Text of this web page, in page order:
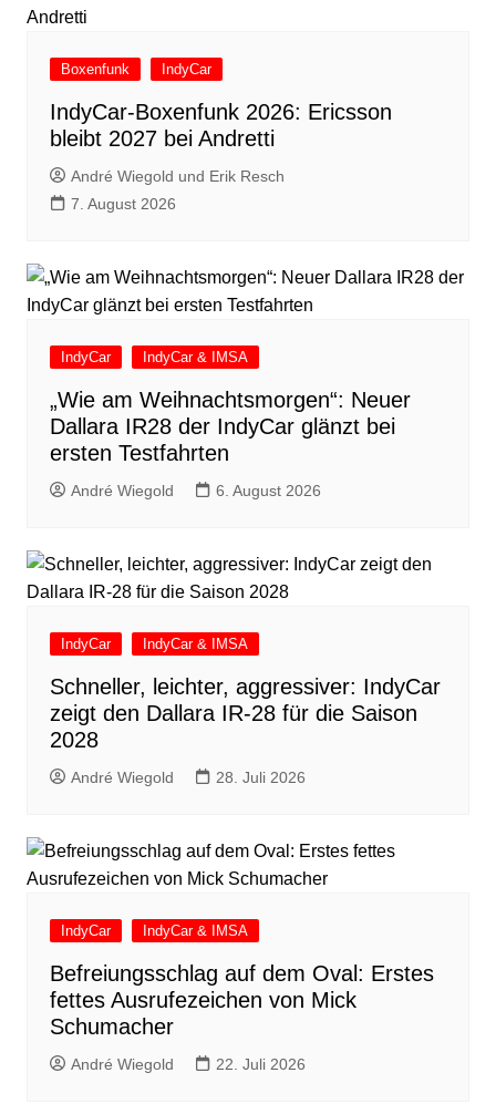
Boxenfunk IndyCar
IndyCar-Boxenfunk 2026: Ericsson
bleibt 2027 bei Andretti
André Wiegold und Erik Resch
7. August 2026
IndyCar IndyCar & IMSA
„Wie am Weihnachtsmorgen“: Neuer
Dallara IR28 der IndyCar glänzt bei
ersten Testfahrten
André Wiegold 6. August 2026
IndyCar IndyCar & IMSA
Schneller, leichter, aggressiver: IndyCar
zeigt den Dallara IR-28 für die Saison
2028
André Wiegold 28. Juli 2026
IndyCar IndyCar & IMSA
Befreiungsschlag auf dem Oval: Erstes
fettes Ausrufezeichen von Mick
Schumacher
André Wiegold 22. Juli 2026